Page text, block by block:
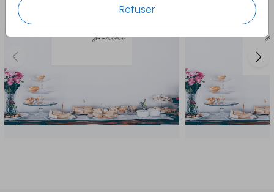
Refuser